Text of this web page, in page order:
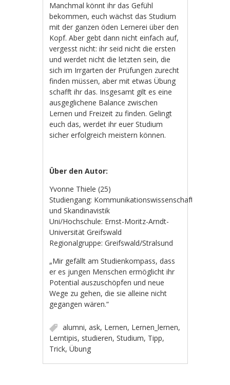
Manchmal könnt ihr das Gefühl
bekommen, euch wächst das Studium
mit der ganzen öden Lernerei über den
Kopf. Aber gebt dann nicht einfach auf,
vergesst nicht: ihr seid nicht die ersten
und werdet nicht die letzten sein, die
sich im Irrgarten der Prüfungen zurecht
finden müssen, aber mit etwas Übung
schafft ihr das. Insgesamt gilt es eine
ausgeglichene Balance zwischen
Lernen und Freizeit zu finden. Gelingt
euch das, werdet ihr euer Studium
sicher erfolgreich meistern können.
Über den Autor:
Yvonne Thiele (25)
Studiengang: Kommunikationswissenschaft
und Skandinavistik
Uni/Hochschule: Ernst-Moritz-Arndt-
Universität Greifswald
Regionalgruppe: Greifswald/Stralsund
„Mir gefällt am Studienkompass, dass
er es jungen Menschen ermöglicht ihr
Potential auszuschöpfen und neue
Wege zu gehen, die sie alleine nicht
gegangen wären.“
alumni,ask, Lernen, Lernen_lernen,
Lerntipis, studieren,Studium, Tipp,
Trick,Übung